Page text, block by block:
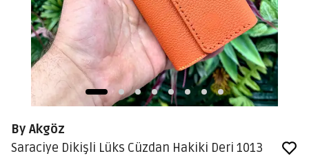
By Akgöz
Saraciye Dikişli Lüks Cüzdan Hakiki Deri 1013